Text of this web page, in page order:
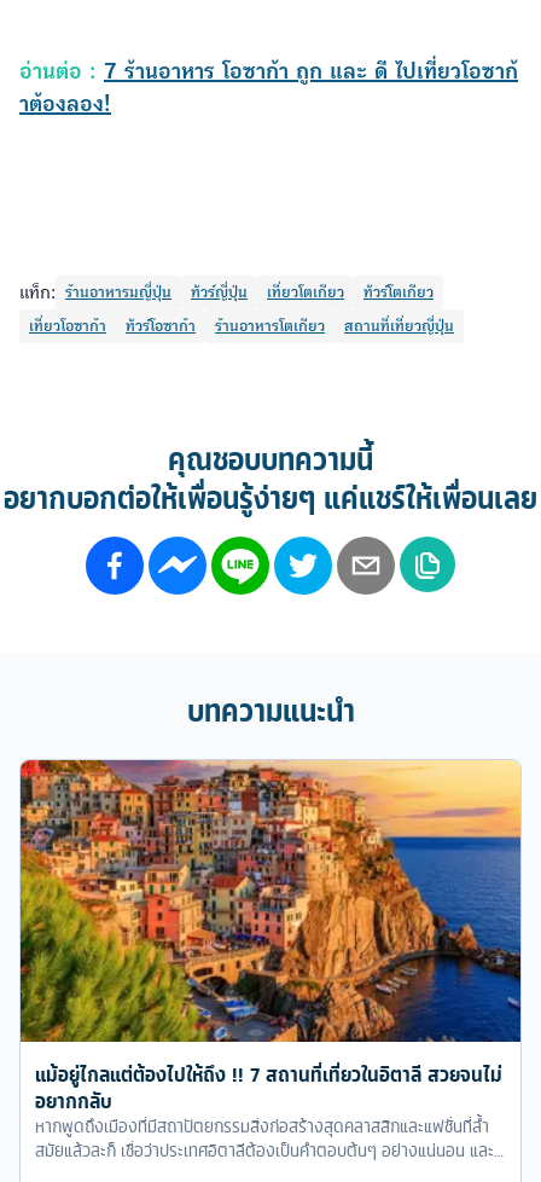
คุณชอบบทความนี้
อยากบอกต่อให้เพื่อนรู้ง่ายๆ แค่แชร์ให้เพื่อนเลย
บทความแนะนำ
แม้อยู่ไกลแต่ต้องไปให้ถึง !! 7 สถานที่เที่ยวในอิตาลี สวยจนไม่
อยากกลับ
หากพูดถึงเมืองที่มีสถาปัตยกรรมสิ่งก่อสร้างสุดคลาสสิกและแฟชั่นที่ล้ำ
สมัยแล้วละก็ เชื่อว่าประเทศอิตาลีต้องเป็นคำตอบต้นๆ อย่างแน่นอน และ
ด้วยเหตุผลนี้เองจึงทำให้แดนมักกะโรนีกลายเป็นจุดมุ่งหมายหนึ่งที่นัก
ท่องเที่ยวให้ความสนใจ และเดินทางไปเที่ยวอิตาลีกันอย่างล้นหลาม
18 ก.พ. 2026 10,281